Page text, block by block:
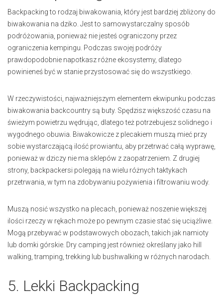
Backpacking to rodzaj biwakowania, który jest bardziej zbliżony do
biwakowania na dziko. Jest to samowystarczalny sposób
podróżowania, ponieważ nie jesteś ograniczony przez
ograniczenia kempingu. Podczas swojej podróży
prawdopodobnie napotkasz różne ekosystemy, dlatego
powinieneś być w stanie przystosować się do wszystkiego.
W rzeczywistości, najważniejszym elementem ekwipunku podczas
biwakowania backcountry są buty. Spędzisz większość czasu na
świeżym powietrzu wędrując, dlatego też potrzebujesz solidnego i
wygodnego obuwia. Biwakowicze z plecakiem muszą mieć przy
sobie wystarczającą ilość prowiantu, aby przetrwać całą wyprawę,
ponieważ w dziczy nie ma sklepów z zaopatrzeniem. Z drugiej
strony, backpackersi polegają na wielu różnych taktykach
przetrwania, w tym na zdobywaniu pożywienia i filtrowaniu wody.
Muszą nosić wszystko na plecach, ponieważ noszenie większej
ilości rzeczy w rękach może po pewnym czasie stać się uciążliwe.
Mogą przebywać w podstawowych obozach, takich jak namioty
lub domki górskie. Dry camping jest również określany jako hill
walking, tramping, trekking lub bushwalking w różnych narodach.
5. Lekki Backpacking